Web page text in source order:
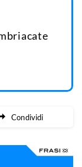
Condividi